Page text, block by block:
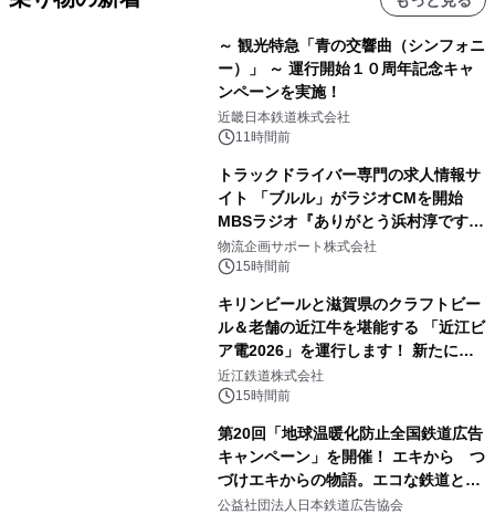
～ 観光特急「青の交響曲（シンフォニ
ー）」 ～ 運行開始１０周年記念キャ
ンペーンを実施！
近畿日本鉄道株式会社
11時間前
トラックドライバー専門の求人情報サ
イト 「ブルル」がラジオCMを開始
MBSラジオ『ありがとう浜村淳です』
にて8月1日(土)より
物流企画サポート株式会社
15時間前
キリンビールと滋賀県のクラフトビー
ル＆老舗の近江牛を堪能する 「近江ビ
ア電2026」を運行します！ 新たに
「長濱浪漫ビール」が参加！キリン一
番搾り飲み放題が復活！
近江鉄道株式会社
15時間前
第20回「地球温暖化防止全国鉄道広告
キャンペーン」を開催！ エキから つ
づけエキからの物語。エコな鉄道とと
もに。
公益社団法人日本鉄道広告協会